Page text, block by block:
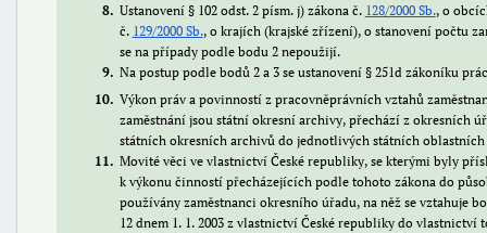
8
Ustanovení § 102 odst. 2 písm. j) zákona č. 128/2000 Sb., o
č. 129/2000 Sb., o krajích (krajské zřízení), o stanovení počtu
se na případy podle bodu 2 nepoužijí.
9
Na postup podle bodů 2 a 3 se ustanovení § 251d zákoníku
10
Výkon práv a povinností z pracovněprávních vztahů
zaměstnání jsou státní okresní archivy, přechází z okresních
státních okresních archivů do jednotlivých státních
11
Movité věci ve vlastnictví České republiky, se kterými byly
k výkonu činností přecházejících podle tohoto zákona do
používány zaměstnanci okresního úřadu, na něž se vztahuje
12 dnem 1. 1. 2003 z vlastnictví České republiky do